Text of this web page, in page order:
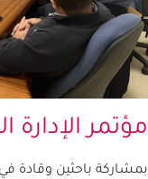
الإدارة
باحثين وقادة في